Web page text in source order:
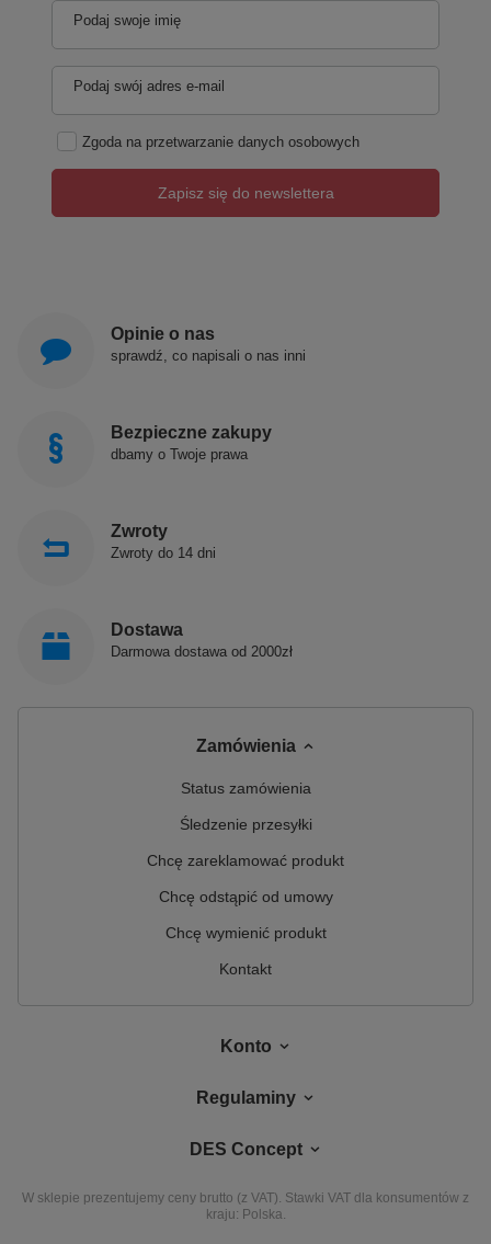
Podaj swoje imię
Podaj swój adres e-mail
Zgoda na przetwarzanie danych osobowych
Zapisz się do newslettera
Opinie o nas
sprawdź, co napisali o nas inni
Bezpieczne zakupy
dbamy o Twoje prawa
Zwroty
Zwroty do 14 dni
Dostawa
Darmowa dostawa od 2000zł
Zamówienia
Status zamówienia
Śledzenie przesyłki
Chcę zareklamować produkt
Chcę odstąpić od umowy
Chcę wymienić produkt
Kontakt
Konto
Regulaminy
DES Concept
W sklepie prezentujemy ceny brutto (z VAT). Stawki VAT dla konsumentów z
kraju: Polska.